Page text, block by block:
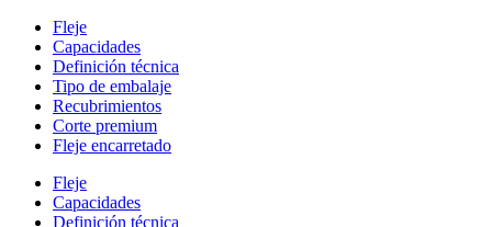
Fleje
Capacidades
Definición técnica
Tipo de embalaje
Recubrimientos
Corte premium
Fleje encarretado
Fleje
Capacidades
Definición técnica